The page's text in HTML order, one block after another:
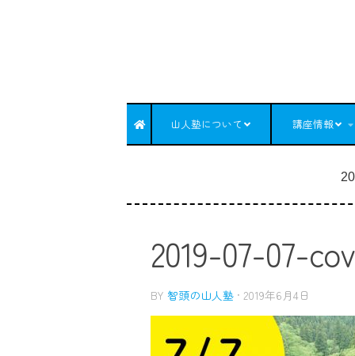
山人塾について 講座情報
2019-07-07-
BY 智頭の山人塾 · 2019年6月4日